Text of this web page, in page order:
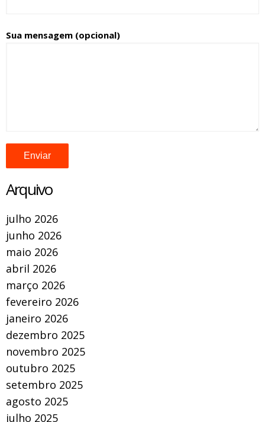
Sua mensagem (opcional)
Arquivo
julho 2026
junho 2026
maio 2026
abril 2026
março 2026
fevereiro 2026
janeiro 2026
dezembro 2025
novembro 2025
outubro 2025
setembro 2025
agosto 2025
julho 2025